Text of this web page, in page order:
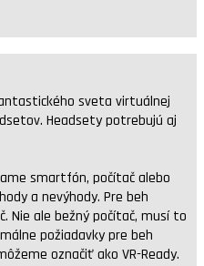
sveta virtuálnej
Headsety potrebujú aj
smartfón, počítač alebo
a nevýhody. Pre beh
Nie ale bežný počítač, musí to
požiadavky pre beh
označiť ako VR-Ready.